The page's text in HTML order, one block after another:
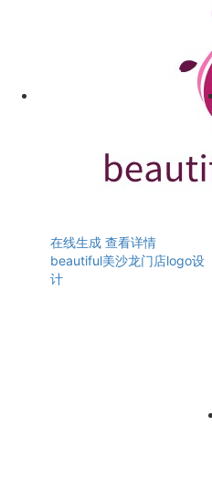
在线生成 查看详情
beautiful美沙龙门店logo设
计